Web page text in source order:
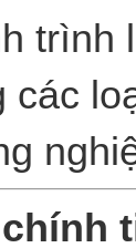
trình
các